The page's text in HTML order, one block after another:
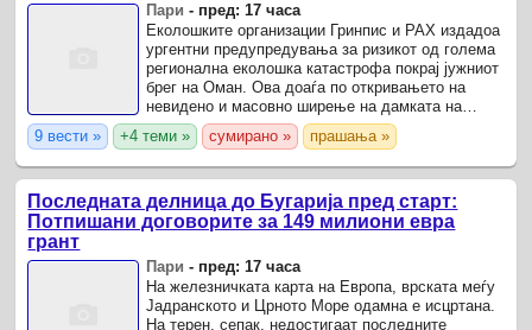
Пари - пред: 17 часа
Еколошките организации Гринпис и PAX издадоа
ургентни предупредувања за ризикот од голема
регионална еколошка катастрофа покрај јужниот
брег на Оман. Ова доаѓа по откривањето на
невидено и масовно ширење на дамката на
нафта од заглавен и дотраен танкер.
9 вести » +4 теми » сумирано » прашања »
Последната делница до Бугарија пред старт:
Потпишани договорите за 149 милиони евра
грант
Пари - пред: 17 часа
На железничката карта на Европа, врската меѓу
Јадранското и Црното Море одамна е исцртана.
На терен, сепак, недостигаат последните